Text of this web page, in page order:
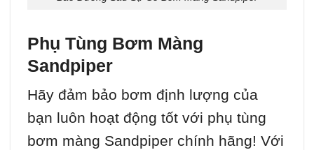
Phụ Tùng Bơm Màng
Sandpiper
Hãy đảm bảo bơm định lượng của
bạn luôn hoạt động tốt với phụ tùng
bơm màng Sandpiper chính hãng! Với